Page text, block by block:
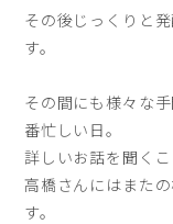
その後じっくりと
す。
その間にも様々な
番忙しい日。
詳しいお話を聞くこ
高橋さんにはまた
す。